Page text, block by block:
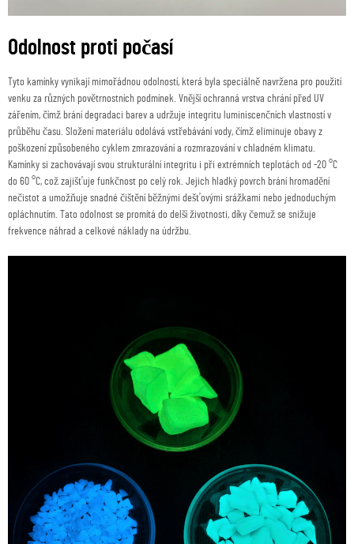
Odolnost proti počasí
Tyto kamínky vynikají mimořádnou odolností, která byla speciálně navržena pro použití
venku za různých povětrnostních podmínek. Vnější ochranná vrstva chrání před UV
zářením, čímž brání degradaci barev a udržuje integritu luminiscenčních vlastností v
průběhu času. Složení materiálu odolává vstřebávání vody, čímž eliminuje obavy z
poškození způsobeného cyklem zmrazování a rozmrazování v chladném klimatu.
Kamínky si zachovávají svou strukturální integritu i při extrémních teplotách od -20 °C
do 60 °C, což zajišťuje funkčnost po celý rok. Jejich hladký povrch brání hromadění
nečistot a umožňuje snadné čištění běžnými dešťovými srážkami nebo jednoduchým
opláchnutím. Tato odolnost se promítá do delší životnosti, díky čemuž se snižuje
frekvence náhrad a celkové náklady na údržbu.